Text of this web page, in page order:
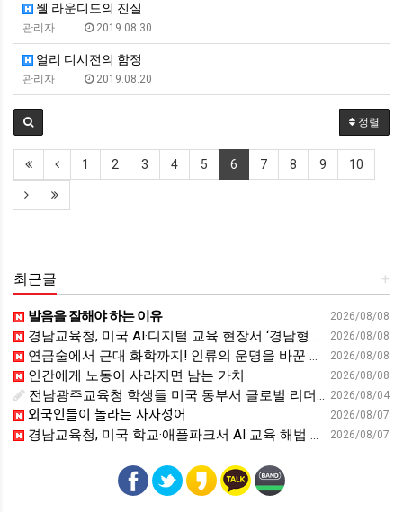
웰 라운디드의 진실
관리자 2019.08.30
얼리 디시전의 함정
관리자 2019.08.20
정렬
1 2 3 4 5 6 7 8 9 10
+
최근글
2026/08/08
발음을 잘해야 하는 이유
2026/08/08
경남교육청, 미국 AI·디지털 교육 현장서 ‘경남형 해법’ 찾는다 - 뉴스프리존
2026/08/08
연금술에서 근대 화학까지! 인류의 운명을 바꾼 위대한 발견 : 생각하는 청소년을 위한 과학 시리즈 2부(feat.박문호 박사)
2026/08/08
인간에게 노동이 사라지면 남는 가치
2026/08/04
전남광주교육청 학생들 미국 동부서 글로벌 리더십 체험 - 전남인터넷신문
2026/08/07
외국인들이 놀라는 사자성어
2026/08/07
경남교육청, 미국 학교·애플파크서 AI 교육 해법 찾는다 - 스트레이트뉴스